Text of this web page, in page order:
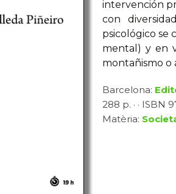
intervención
con
psicológico se
mental) y en
montañismo o
Barcelona:
288 p. · · ISBN
Matèria: